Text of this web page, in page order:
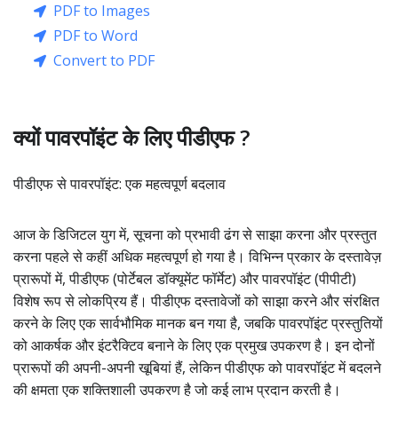
PDF to Images
PDF to Word
Convert to PDF
क्यों पावरपॉइंट के लिए पीडीएफ ?
पीडीएफ से पावरपॉइंट: एक महत्वपूर्ण बदलाव
आज के डिजिटल युग में, सूचना को प्रभावी ढंग से साझा करना और प्रस्तुत
करना पहले से कहीं अधिक महत्वपूर्ण हो गया है। विभिन्न प्रकार के दस्तावेज़
प्रारूपों में, पीडीएफ (पोर्टेबल डॉक्यूमेंट फॉर्मेट) और पावरपॉइंट (पीपीटी)
विशेष रूप से लोकप्रिय हैं। पीडीएफ दस्तावेजों को साझा करने और संरक्षित
करने के लिए एक सार्वभौमिक मानक बन गया है, जबकि पावरपॉइंट प्रस्तुतियों
को आकर्षक और इंटरैक्टिव बनाने के लिए एक प्रमुख उपकरण है। इन दोनों
प्रारूपों की अपनी-अपनी खूबियां हैं, लेकिन पीडीएफ को पावरपॉइंट में बदलने
की क्षमता एक शक्तिशाली उपकरण है जो कई लाभ प्रदान करती है।